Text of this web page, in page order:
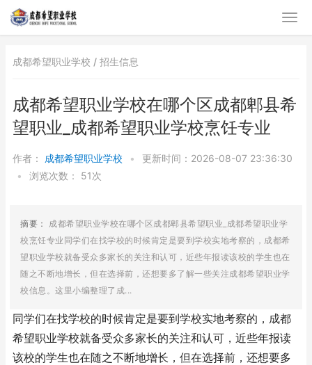
成都希望职业学校 / 招生信息
成都希望职业学校在哪个区成都郫县希
望职业_成都希望职业学校烹饪专业
作者： 成都希望职业学校 •
更新时间：2026-08-07 23:36:30
•
浏览次数： 51次
摘要： 成都希望职业学校在哪个区成都郫县希望职业_成都希望职业学
校烹饪专业同学们在找学校的时候肯定是要到学校实地考察的，成都希
望职业学校就备受众多家长的关注和认可，近些年报读该校的学生也在
随之不断地增长，但在选择前，还想要多了解一些关注成都希望职业学
校信息。这里小编整理了成...
同学们在找学校的时候肯定是要到学校实地考察的，成都
希望职业学校就备受众多家长的关注和认可，近些年报读
该校的学生也在随之不断地增长，但在选择前，还想要多